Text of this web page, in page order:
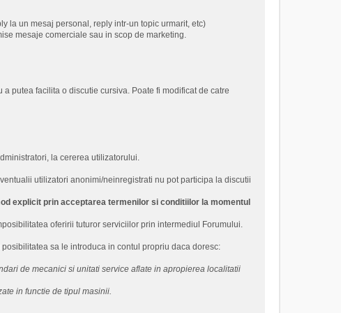
la un mesaj personal, reply intr-un topic urmarit, etc)
mesaje comerciale sau in scop de marketing.
putea facilita o discutie cursiva. Poate fi modificat de catre
la cererea utilizatorului.
utilizatori anonimi/neinregistrati nu pot participa la discutii
explicit prin acceptarea termenilor si conditiilor la momentul
oferirii tuturor serviciilor prin intermediul Forumului.
sa le introduca in contul propriu daca doresc:
de mecanici si unitati service aflate in apropierea localitatii
in functie de tipul masinii.